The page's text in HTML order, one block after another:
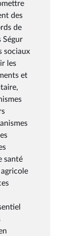
des
de
Ségur
sociaux
les
et
santé